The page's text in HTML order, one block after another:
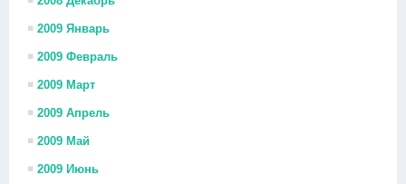
2009 Январь
2009 Февраль
2009 Март
2009 Апрель
2009 Май
2009 Июнь